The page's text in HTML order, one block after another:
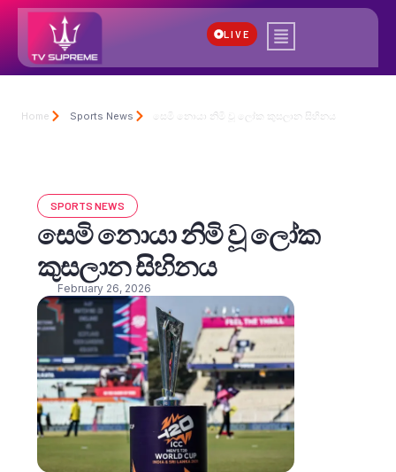
LIVE
Home Sports News සෙමි නොයා නිමි වූ ලෝක කුසලාන සිහිනය
SPORTS NEWS
සෙමි නොයා නිමි වූ ලෝක
කුසලාන සිහිනය
February 26, 2026